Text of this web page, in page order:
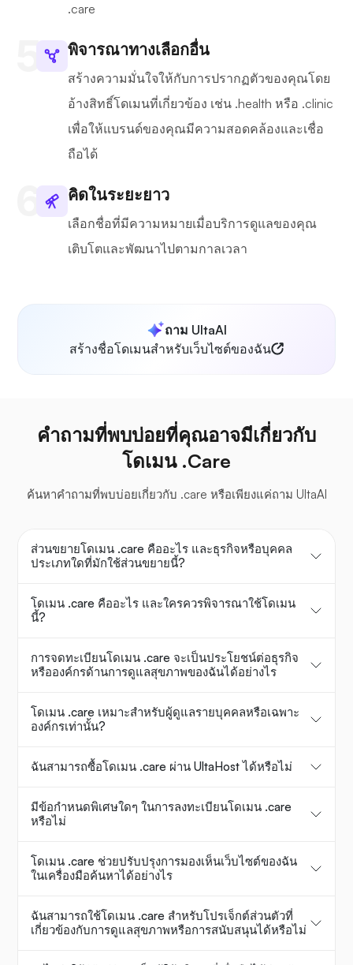
.care
พิจารณาทางเลือกอื่น
สร้างความมั่นใจให้กับการปรากฏตัวของคุณโดย
อ้างสิทธิ์โดเมนที่เกี่ยวข้อง เช่น .health หรือ .clinic
เพื่อให้แบรนด์ของคุณมีความสอดคล้องและเชื่อ
ถือได้
คิดในระยะยาว
เลือกชื่อที่มีความหมายเมื่อบริการดูแลของคุณ
เติบโตและพัฒนาไปตามกาลเวลา
ถาม UltaAI
สร้างชื่อโดเมนสำหรับเว็บไซต์ของฉัน
คำถามที่พบบ่อยที่คุณอาจมีเกี่ยวกับ
โดเมน .Care
ค้นหาคำถามที่พบบ่อยเกี่ยวกับ .care หรือเพียงแค่ถาม UltaAI
ส่วนขยายโดเมน .care คืออะไร และธุรกิจหรือบุคคล
ประเภทใดที่มักใช้ส่วนขยายนี้?
โดเมน .care คืออะไร และใครควรพิจารณาใช้โดเมน
นี้?
การจดทะเบียนโดเมน .care จะเป็นประโยชน์ต่อธุรกิจ
หรือองค์กรด้านการดูแลสุขภาพของฉันได้อย่างไร
โดเมน .care เหมาะสำหรับผู้ดูแลรายบุคคลหรือเฉพาะ
องค์กรเท่านั้น?
ฉันสามารถซื้อโดเมน .care ผ่าน UltaHost ได้หรือไม่
มีข้อกำหนดพิเศษใดๆ ในการลงทะเบียนโดเมน .care
หรือไม่
โดเมน .care ช่วยปรับปรุงการมองเห็นเว็บไซต์ของฉัน
ในเครื่องมือค้นหาได้อย่างไร
ฉันสามารถใช้โดเมน .care สำหรับโปรเจ็กต์ส่วนตัวที่
เกี่ยวข้องกับการดูแลสุขภาพหรือการสนับสนุนได้หรือไม่